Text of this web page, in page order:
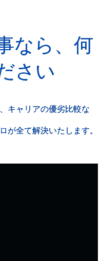
なら、何
さい
キャリアの優劣比較な
が全て解決いたします。